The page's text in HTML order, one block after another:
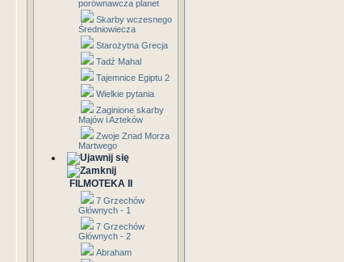
porównawcza planet
Skarby wczesnego
Średniowiecza
Starożytna Grecja
Tadź Mahal
Tajemnice Egiptu 2
Wielkie pytania
Zaginione skarby
Majów i Azteków
Zwoje Znad Morza
Martwego
FILMOTEKA II
7 Grzechów
Głównych - 1
7 Grzechów
Głównych - 2
Abraham